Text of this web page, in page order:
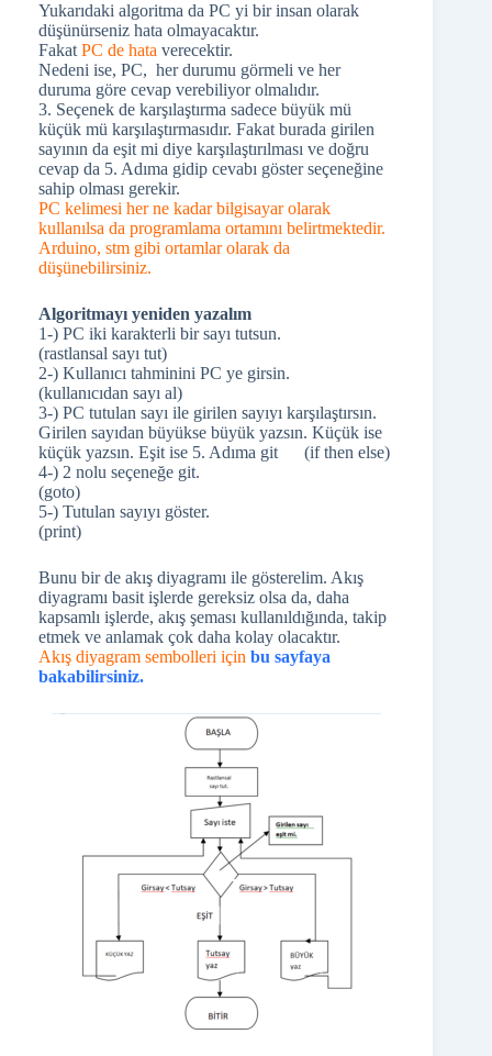
Yukarıdaki algoritma da PC yi bir insan olarak
düşünürseniz hata olmayacaktır.
Fakat PC de hata verecektir.
Nedeni ise, PC, her durumu görmeli ve her
duruma göre cevap verebiliyor olmalıdır.
3. Seçenek de karşılaştırma sadece büyük mü
küçük mü karşılaştırmasıdır. Fakat burada girilen
sayının da eşit mi diye karşılaştırılması ve doğru
cevap da 5. Adıma gidip cevabı göster seçeneğine
sahip olması gerekir.
PC kelimesi her ne kadar bilgisayar olarak
kullanılsa da programlama ortamını belirtmektedir.
Arduino, stm gibi ortamlar olarak da
düşünebilirsiniz.
Algoritmayı yeniden yazalım
1-) PC iki karakterli bir sayı tutsun.
(rastlansal sayı tut)
2-) Kullanıcı tahminini PC ye girsin.
(kullanıcıdan sayı al)
3-) PC tutulan sayı ile girilen sayıyı karşılaştırsın.
Girilen sayıdan büyükse büyük yazsın. Küçük ise
küçük yazsın. Eşit ise 5. Adıma git (if then else)
4-) 2 nolu seçeneğe git.
(goto)
5-) Tutulan sayıyı göster.
(print)
Bunu bir de akış diyagramı ile gösterelim. Akış
diyagramı basit işlerde gereksiz olsa da, daha
kapsamlı işlerde, akış şeması kullanıldığında, takip
etmek ve anlamak çok daha kolay olacaktır.
Akış diyagram sembolleri için bu sayfaya
bakabilirsiniz.